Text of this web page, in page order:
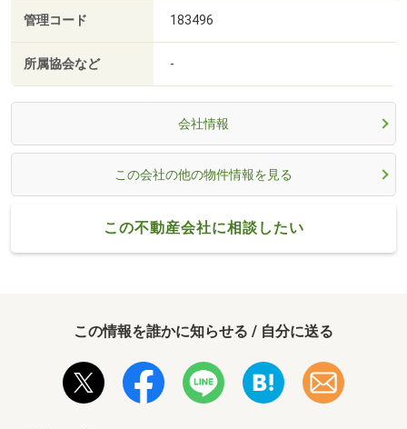
管理コード 183496
所属協会など -
会社情報
この会社の他の物件情報を見る
この不動産会社に相談したい
この情報を誰かに知らせる / 自分に送る